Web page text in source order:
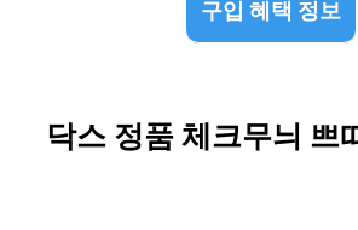
구입 혜택 정보
닥스 정품 체크무늬 쁘